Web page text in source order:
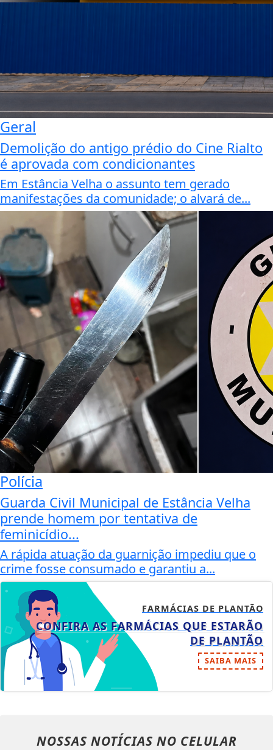
Geral
Demolição do antigo prédio do Cine Rialto
é aprovada com condicionantes
Em Estância Velha o assunto tem gerado
manifestações da comunidade; o alvará de...
Polícia
Guarda Civil Municipal de Estância Velha
prende homem por tentativa de
feminicídio...
A rápida atuação da guarnição impediu que o
crime fosse consumado e garantiu a...
FARMÁCIAS DE PLANTÃO
CONFIRA AS FARMÁCIAS QUE ESTARÃO
DE PLANTÃO
SAIBA MAIS
NOSSAS NOTÍCIAS NO CELULAR